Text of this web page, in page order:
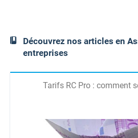
Découvrez nos articles en
entreprises
Tarifs RC Pro : comment